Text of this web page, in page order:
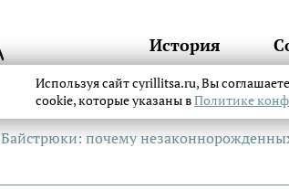
История
Байстрюки: почему
Используя сайт cyrillitsa.ru, Вы
cookie, которые указаны вПолитике